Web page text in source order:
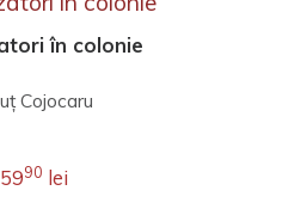
în colonie
Cojocaru
5990 lei